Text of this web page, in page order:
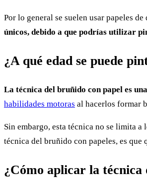
Por lo general se suelen usar papeles
únicos, debido a que podrías utilizar
¿A qué edad se puede
La técnica del bruñido con papel es
habilidades motoras al hacerlos formar
Sin embargo, esta técnica no se limita
técnica del bruñido con papeles, es
¿Cómo aplicar la técnica